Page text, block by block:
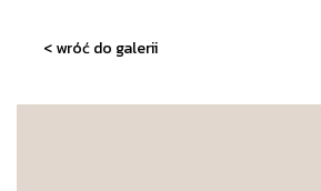
< wróć do galerii